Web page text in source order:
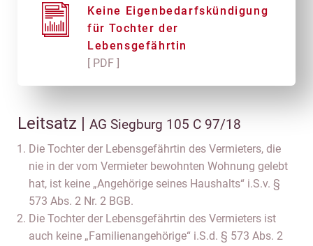
Keine Eigenbedarfskündigung
für Tochter der
Lebensgefährtin
[ PDF ]
Leitsatz | AG Siegburg 105 C 97/18
Die Tochter der Lebensgefährtin des Vermieters, die
nie in der vom Vermieter bewohnten Wohnung gelebt
hat, ist keine „Angehörige seines Haushalts“ i.S.v. §
573 Abs. 2 Nr. 2 BGB.
Die Tochter der Lebensgefährtin des Vermieters ist
auch keine „Familienangehörige“ i.S.d. § 573 Abs. 2